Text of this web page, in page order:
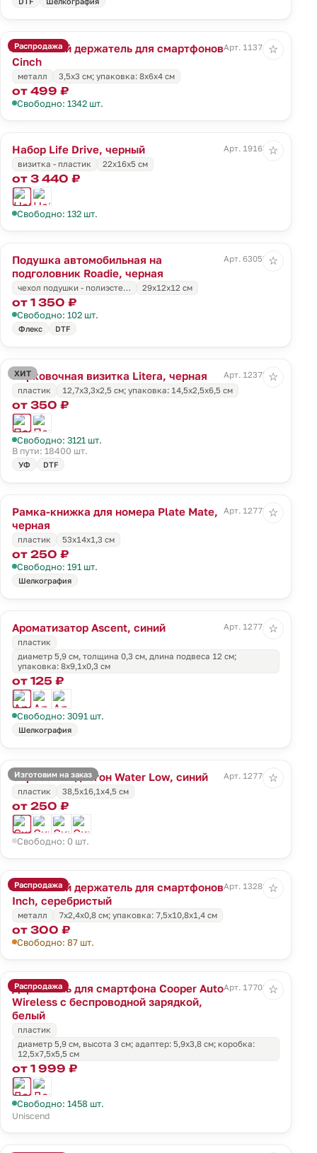
Распродажа
Магнитный держатель для смартфонов
Cinch
Арт. 11374.10
металл 3,5x3 см; упаковка: 8x6x4 см
от 499 ₽
Свободно: 1342 шт.
☆
Набор Life Drive, черный
Арт. 19163.30
визитка - пластик
22х16х5 см
от 3 440 ₽
Свободно: 132 шт.
☆
Подушка автомобильная на
подголовник Roadie, черная
Арт. 63053.30
чехол подушки - полиэсте… 29х12х12 см
от 1 350 ₽
Свободно: 102 шт.
Флекс DTF
☆
ХИТ
Парковочная визитка Litera, черная
Арт. 12375.30
пластик
12,7х3,3х2,5 см; упаковка: 14,5х2,5х6,5 см
от 350 ₽
Свободно: 3121 шт.
В пути: 18400 шт.
УФ DTF
☆
Рамка-книжка для номера Plate Mate,
черная
Арт. 12773.30
пластик 53x14x1,3 см
от 250 ₽
Свободно: 191 шт.
Шелкография
☆
Ароматизатор Ascent, синий
Арт. 12774.40
пластик
диаметр 5,9 см, толщина 0,3 см, длина подвеса 12 см;
упаковка: 8x9,1x0,3 см
от 125 ₽
Свободно: 3091 шт.
Шелкография
☆
Изготовим на заказ
Скребок-водосгон Water Low, синий
Арт. 12776.40
пластик
38,5x16,1x4,5 см
от 250 ₽
Свободно: 0 шт.
☆
Распродажа
Магнитный держатель для смартфонов
Inch, серебристый
Арт. 13289.10
металл 7х2,4х0,8 см; упаковка: 7,5x10,8x1,4 см
от 300 ₽
Свободно: 87 шт.
☆
Распродажа
Держатель для смартфона Cooper Auto
Wireless с беспроводной зарядкой,
белый
Арт. 17703.60
пластик
диаметр 5,9 см, высота 3 см; адаптер: 5,9х3,8 см; коробка:
12,5х7,5х5,5 см
от 1 999 ₽
Свободно: 1458 шт.
Uniscend
☆